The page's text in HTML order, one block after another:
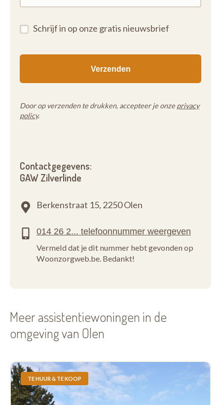
Schrijf in op onze gratis nieuwsbrief
Door op verzenden te drukken, accepteer je onze privacy
policy.
Contactgegevens:
GAW Zilverlinde
Berkenstraat 15, 2250 Olen
Vermeld dat je dit nummer hebt gevonden op
Woonzorgweb.be. Bedankt!
Meer assistentiewoningen in de
omgeving van Olen
TE HUUR & TE KOOP